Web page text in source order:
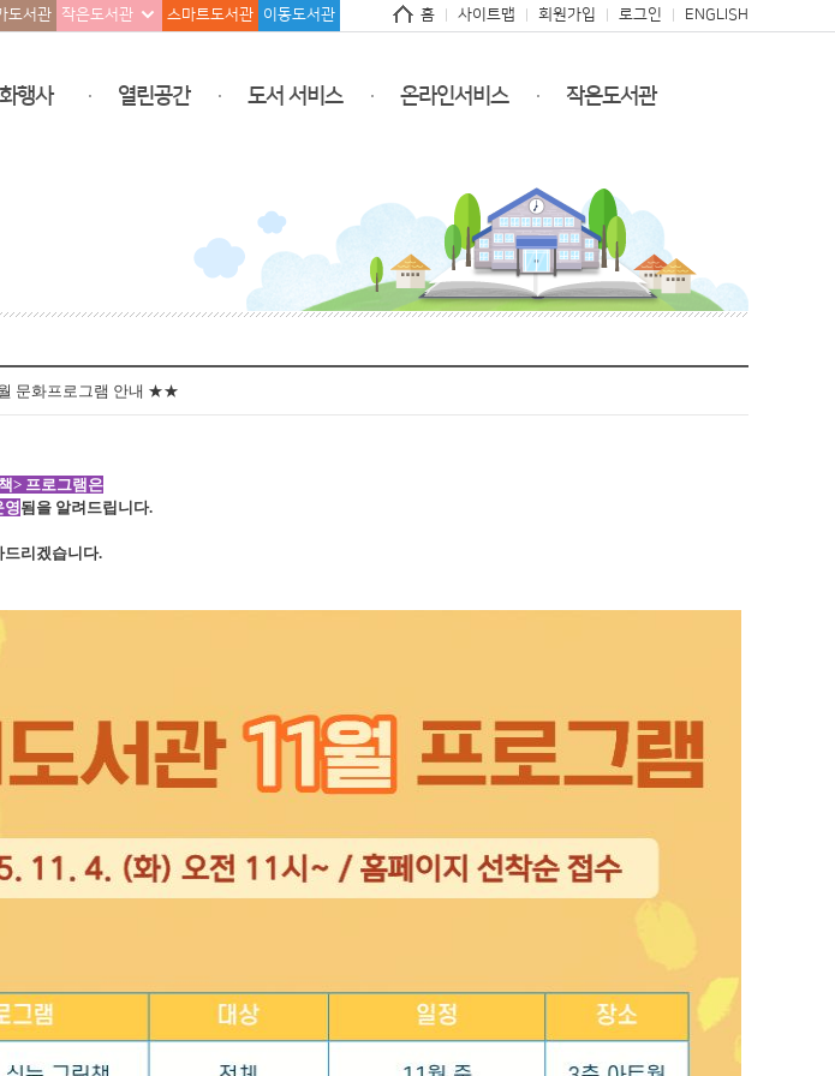
도서관 작은도서관 스마트도서관 이동도서관 홈 사이트맵 회원가입 로그인 ENGLISH
행사 열린공간 도서 서비스 온라인서비스 작은도서관
문화프로그램 안내 ★★
> 프로그램은
영됨을 알려드립니다.
드리겠습니다.